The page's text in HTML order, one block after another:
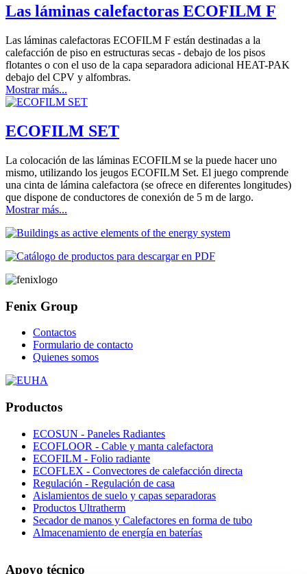
Las láminas calefactoras ECOFILM F
Las láminas calefactoras ECOFILM F están destinadas a la
calefacción de piso en estructuras secas - debajo de los pisos
flotantes o con el uso de la capa separadora adicional HEAT-PAK
debajo del CPV y alfombras.
Mostrar más...
ECOFILM SET
La colocación de las láminas ECOFILM se la puede hacer uno
mismo, utilizando los jeugos ECOFILM Set. El juego comprende
una cinta de lámina calefactora (se ofrece en diferentes longitudes)
que dispone de conductores de conexión de 5 m de largo.
Mostrar más...
Fenix Group
Contactos
Formulario de contacto
Quienes somos
Productos
ECOSUN - Paneles Radiantes
ECOFLOOR - Cable y manta calefactora
ECOFILM - Folio radiante
ECOFLEX - Convectores de calefacción directa
Regulación - Regulación de casa
Aislamientos de suelo y capas separadoras
Productos Ultratherm
Secador de manos y Calefactores en forma de tubo
Almacenamiento de energía en baterías
Apoyo técnico